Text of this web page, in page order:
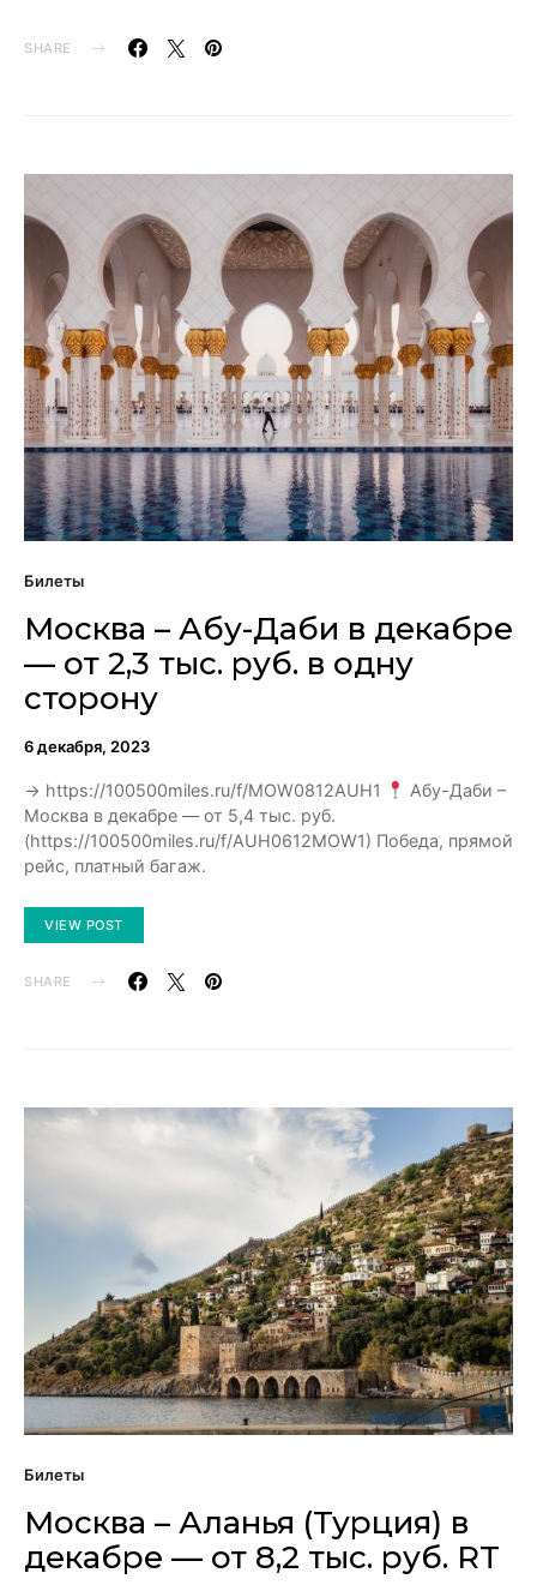
SHARE
Билеты
Москва – Абу-Даби в декабре
— от 2,3 тыс. руб. в одну
сторону
6 декабря, 2023
→ https://100500miles.ru/f/MOW0812AUH1
Абу-Даби –
Москва в декабре — от 5,4 тыс. руб.
(https://100500miles.ru/f/AUH0612MOW1) Победа, прямой
рейс, платный багаж.
VIEW POST
SHARE
Билеты
Москва – Аланья (Турция) в
декабре — от 8,2 тыс. руб. RT